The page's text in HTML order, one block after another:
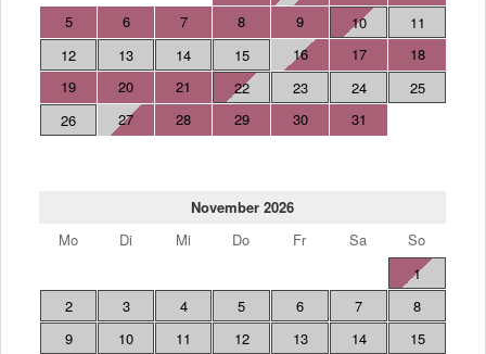
5
6 7 8 9 10
11
12
13 14 15 16 17
18
19
20 21 22 23 24
25
26
27 28 29 30 31
November 2026
Mo
Di Mi Do Fr Sa
So
1
2
3 4 5 6 7
8
9
10 11 12 13 14
15